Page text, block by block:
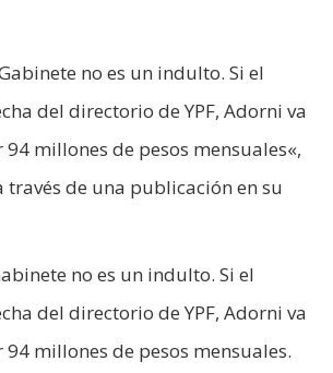
no es un indulto. Si el
del directorio de YPF, Adorni va
millones de pesos mensuales«,
través de una publicación en su
no es un indulto. Si el
del directorio de YPF, Adorni va
millones de pesos mensuales.